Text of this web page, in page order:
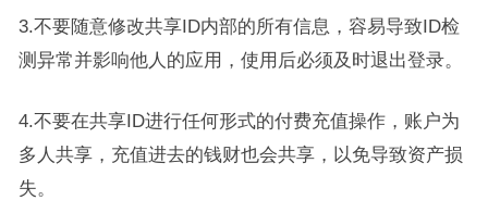
3.不要随意修改共享ID内部的所有信息，容易导致ID检
测异常并影响他人的应用，使用后必须及时退出登录。
4.不要在共享ID进行任何形式的付费充值操作，账户为
多人共享，充值进去的钱财也会共享，以免导致资产损
失。